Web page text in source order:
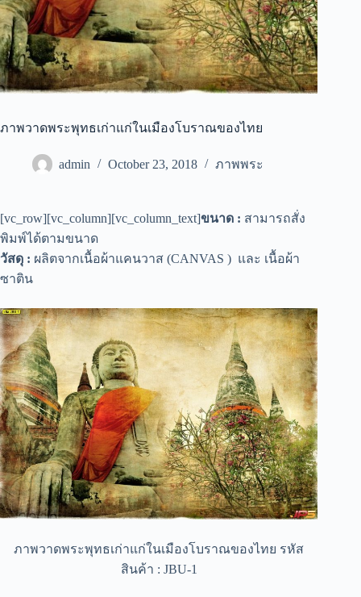
ภาพวาดพระพุทธเก่าแก่ในเมืองโบราณของไทย
admin October 23, 2018 ภาพพระ
[vc_row][vc_column][vc_column_text]ขนาด : สามารถสั่ง
พิมพ์ได้ตามขนาด
วัสดุ : ผลิตจากเนื้อผ้าแคนวาส (CANVAS ) และ เนื้อผ้า
ซาติน
ภาพวาดพระพุทธเก่าแก่ในเมืองโบราณของไทย รหัส
สินค้า : JBU-1